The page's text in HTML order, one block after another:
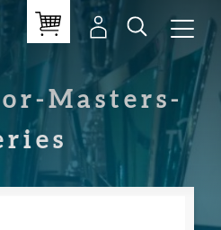
Masters-